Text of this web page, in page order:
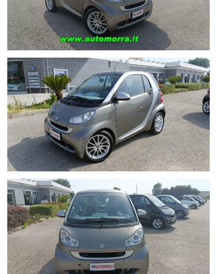
Scrupolosi controlli prima della consegna.
Tagliando Completo.
Lavaggio ed igienizzazione abitacolo.
Possibilità di ricevimento clienti in stazione ferroviaria mediante
appuntamento.
Grazie alla Ns posizione strategica all'uscita del casello
Autostradale di Capua siamo raggiungibili in:
20 minuti da Napoli
25 minuti da Cassino
30 minuti da Avellino
40 minuti da Benevento
40 minuti da Salerno
''PREZZO SENZA PERMUTA E NON EFFETTUIAMO SCAMBI''